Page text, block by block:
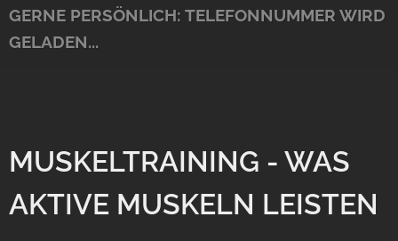
GERNE PERSÖNLICH: TELEFONNUMMER WIRD
GELADEN...
MUSKELTRAINING - WAS
AKTIVE MUSKELN LEISTEN